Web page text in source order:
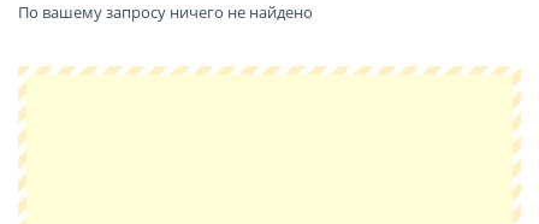
По вашему запросу ничего не найдено